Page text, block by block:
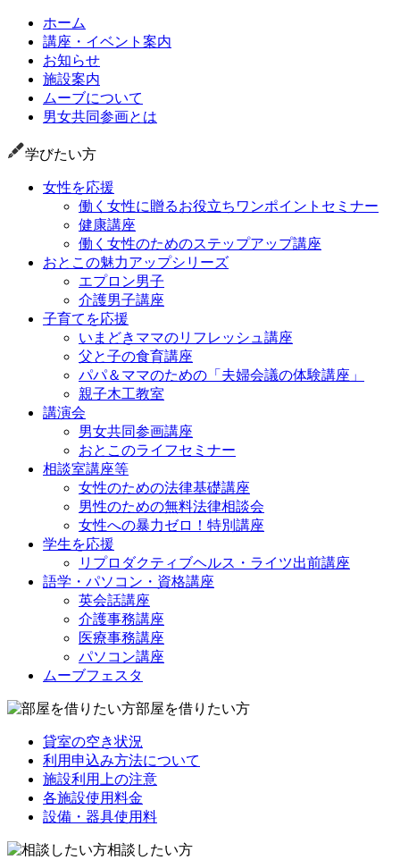
ホーム
講座・イベント案内
お知らせ
施設案内
ムーブについて
男女共同参画とは
学びたい方
女性を応援
働く女性に贈るお役立ちワンポイントセミナー
健康講座
働く女性のためのステップアップ講座
おとこの魅力アップシリーズ
エプロン男子
介護男子講座
子育てを応援
いまどきママのリフレッシュ講座
父と子の食育講座
パパ＆ママのための「夫婦会議の体験講座」
親子木工教室
講演会
男女共同参画講座
おとこのライフセミナー
相談室講座等
女性のための法律基礎講座
男性のための無料法律相談会
女性への暴力ゼロ！特別講座
学生を応援
リプロダクティブヘルス・ライツ出前講座
語学・パソコン・資格講座
英会話講座
介護事務講座
医療事務講座
パソコン講座
ムーブフェスタ
部屋を借りたい方
貸室の空き状況
利用申込み方法について
施設利用上の注意
各施設使用料金
設備・器具使用料
相談したい方